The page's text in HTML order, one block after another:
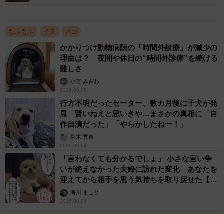
（１）チョコレート（２）玉ネギ（３）キシリトール
（４）タバコ（５）人間用の鎮痛薬…であったという報告
があります。また、近年ダイエットサプリメント等に入っ
ているα-リポ酸は、特に猫にはかなり危険なサプリメント
です。しかも、このサプリメントは何故か猫の好む匂いが
するのか好んで食べてしまう子がいるのです！
α-リポ酸について、猫での中毒量は30mg/kgだという報告が
あります。ある有名健康食品メーカーで販売しているα-リ
ポ酸サプリメントには、1カプセル105mgのα-リポ酸が入っ
ていますので、小柄な猫が1カプセル食べるとアウトです。
激しい肝臓障害と低血糖、発作が起こり、死に至ります。
しかし、α-リポ酸は犬でも中毒の報告があり（1頭は回復
し、1頭は死亡）、人間でも特定の遺伝的素因を持った方が
もふもふ イヌ ネコ
かかりつけ動物病院の「時間外診療」が減少の
理由は？ 夜間や休日の“時間外診療”を続ける
難しさ
小宮 みぎわ
2026.08.05
行方不明だったセーター、数カ月後に子犬が発
見 賢いねえと思いきや…まさかの真相に「自
作自演だった」「やらかしたねー！」
梨木 香奈
2026.08.04
「言わなくても分かるでしょ」 小さな言い争
いが絶えなかった夫婦に訪れた変化 あなたを
迎えてから相手を思う気持ちを取り戻せた【漫
画】海川 まこと
2026.08.04